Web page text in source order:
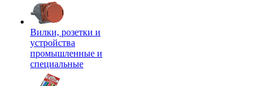
Вилки, розетки и
устройства
промышленные и
специальные